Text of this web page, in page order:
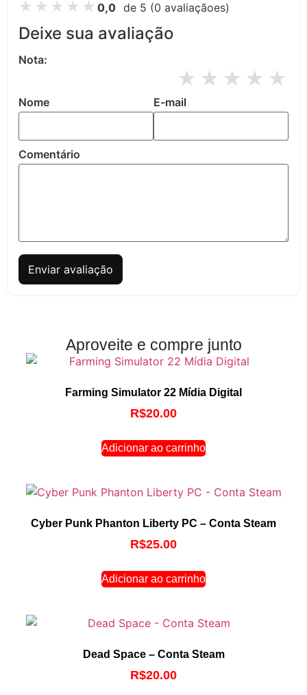
★ ★ ★ ★ ★ 0,0 de 5 (0 avaliaçãoes)
Deixe sua avaliação
Nota:
★
★
★
★
★
Nome E-mail
Comentário
Enviar avaliação
Aproveite e compre junto
Farming Simulator 22 Mídia Digital
R$20.00
Adicionar ao carrinho
Cyber Punk Phanton Liberty PC – Conta Steam
R$25.00
Adicionar ao carrinho
Dead Space – Conta Steam
R$20.00